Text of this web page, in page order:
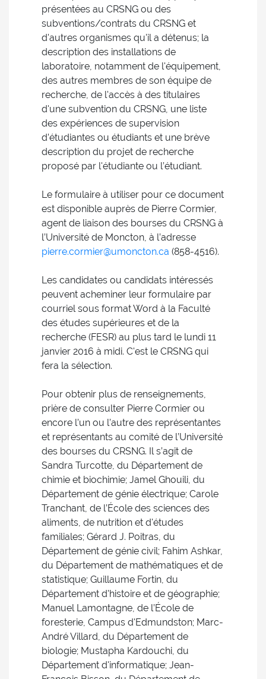
présentées au CRSNG ou des
subventions/contrats du CRSNG et
d'autres organismes qu'il a détenus; la
description des installations de
laboratoire, notamment de l'équipement,
des autres membres de son équipe de
recherche, de l'accès à des titulaires
d'une subvention du CRSNG, une liste
des expériences de supervision
d’étudiantes ou étudiants et une brève
description du projet de recherche
proposé par l'étudiante ou l’étudiant.
Le formulaire à utiliser pour ce document
est disponible auprès de Pierre Cormier,
agent de liaison des bourses du CRSNG à
l’Université de Moncton, à l’adresse
pierre.cormier@umoncton.ca (858-4516).
Les candidates ou candidats intéressés
peuvent acheminer leur formulaire par
courriel sous format Word à la Faculté
des études supérieures et de la
recherche (FESR) au plus tard le lundi 11
janvier 2016 à midi. C'est le CRSNG qui
fera la sélection.
Pour obtenir plus de renseignements,
prière de consulter Pierre Cormier ou
encore l’un ou l’autre des représentantes
et représentants au comité de l’Université
des bourses du CRSNG. Il s’agit de
Sandra Turcotte, du Département de
chimie et biochimie; Jamel Ghouili, du
Département de génie électrique; Carole
Tranchant, de l’École des sciences des
aliments, de nutrition et d'études
familiales; Gérard J. Poitras, du
Département de génie civil; Fahim Ashkar,
du Département de mathématiques et de
statistique; Guillaume Fortin, du
Département d'histoire et de géographie;
Manuel Lamontagne, de l’École de
foresterie, Campus d'Edmundston; Marc-
André Villard, du Département de
biologie; Mustapha Kardouchi, du
Département d'informatique; Jean-